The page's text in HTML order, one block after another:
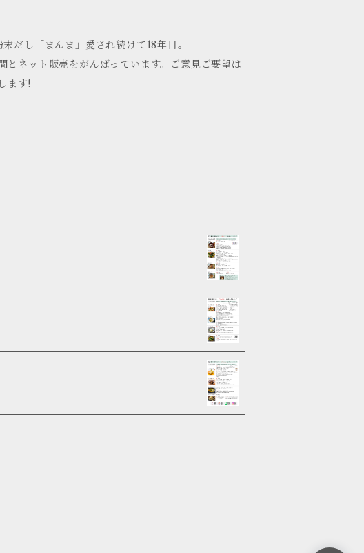
だし「まんま」愛され続けて18年目。
ネット販売をがんばっています。ご意見ご要望は
ます!